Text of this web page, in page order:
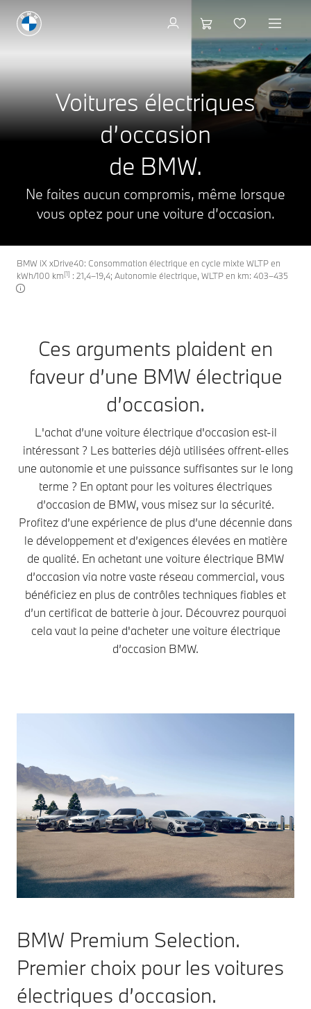
Voitures électriques
d’occasion
de BMW.
Ne faites aucun compromis, même lorsque
vous optez pour une voiture d’occasion.
BMW iX xDrive40: Consommation électrique en cycle mixte WLTP en
kWh/100 km[1] : 21,4–19,4; Autonomie électrique, WLTP en km: 403–435
Voitures électriques
Ces arguments plaident en
faveur d’une BMW électrique
d’occasion.
L'achat d’une voiture électrique d'occasion est-il
intéressant ? Les batteries déjà utilisées offrent-elles
une autonomie et une puissance suffisantes sur le long
terme ? En optant pour les voitures électriques
d’occasion de BMW, vous misez sur la sécurité.
Profitez d’une expérience de plus d’une décennie dans
le développement et d’exigences élevées en matière
de qualité. En achetant une voiture électrique BMW
d’occasion via notre vaste réseau commercial, vous
bénéficiez en plus de contrôles techniques fiables et
d’un certificat de batterie à jour. Découvrez pourquoi
cela vaut la peine d'acheter une voiture électrique
d’occasion BMW.
BMW Premium Selection.
Premier choix pour les voitures
électriques d’occasion.